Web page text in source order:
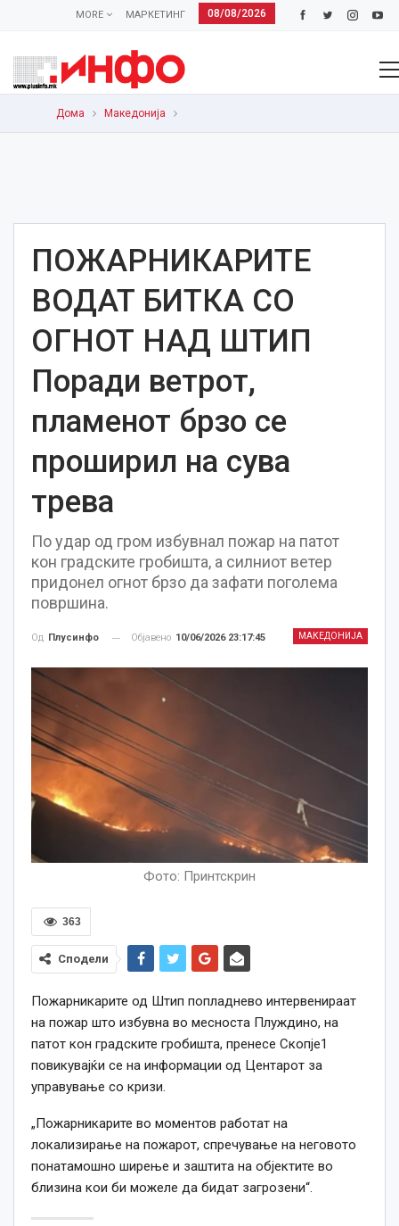
08/08/2026
МАРКЕТИНГ
MORE
Дома Македонија
ПОЖАРНИКАРИТЕ
ВОДАТ БИТКА СО
ОГНОТ НАД ШТИП
Поради ветрот,
пламенот брзо се
проширил на сува
трева
По удар од гром избувнал пожар на патот
кон градските гробишта, а силниот ветер
придонел огнот брзо да зафати поголема
површина.
МАКЕДОНИЈА
Од Плусинфо Објавено 10/06/2026 23:17:45
Фото: Принтскрин
363
Сподели
Пожарникарите од Штип попладнево интервенираат
на пожар што избувна во месноста Плуждино, на
патот кон градските гробишта, пренесе Скопје1
повикувајќи се на информации од Центарот за
управување со кризи.
„Пожарникарите во моментов работат на
локализирање на пожарот, спречување на неговото
понатамошно ширење и заштита на објектите во
близина кои би можеле да бидат загрозени“.